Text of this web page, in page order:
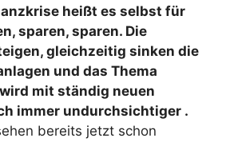
heißt es selbst für
sparen, sparen. Die
gleichzeitig sinken die
und das Thema
mit ständig neuen
immer undurchsichtiger .
bereits jetzt schon